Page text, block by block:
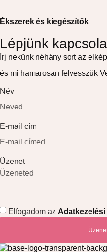
Ékszerek és kiegészítők
Lépjünk
Írj nekünk néhány sort az
és mi hamarosan felvesszük
Név
E-mail cím
Üzenet
Elfogadom az